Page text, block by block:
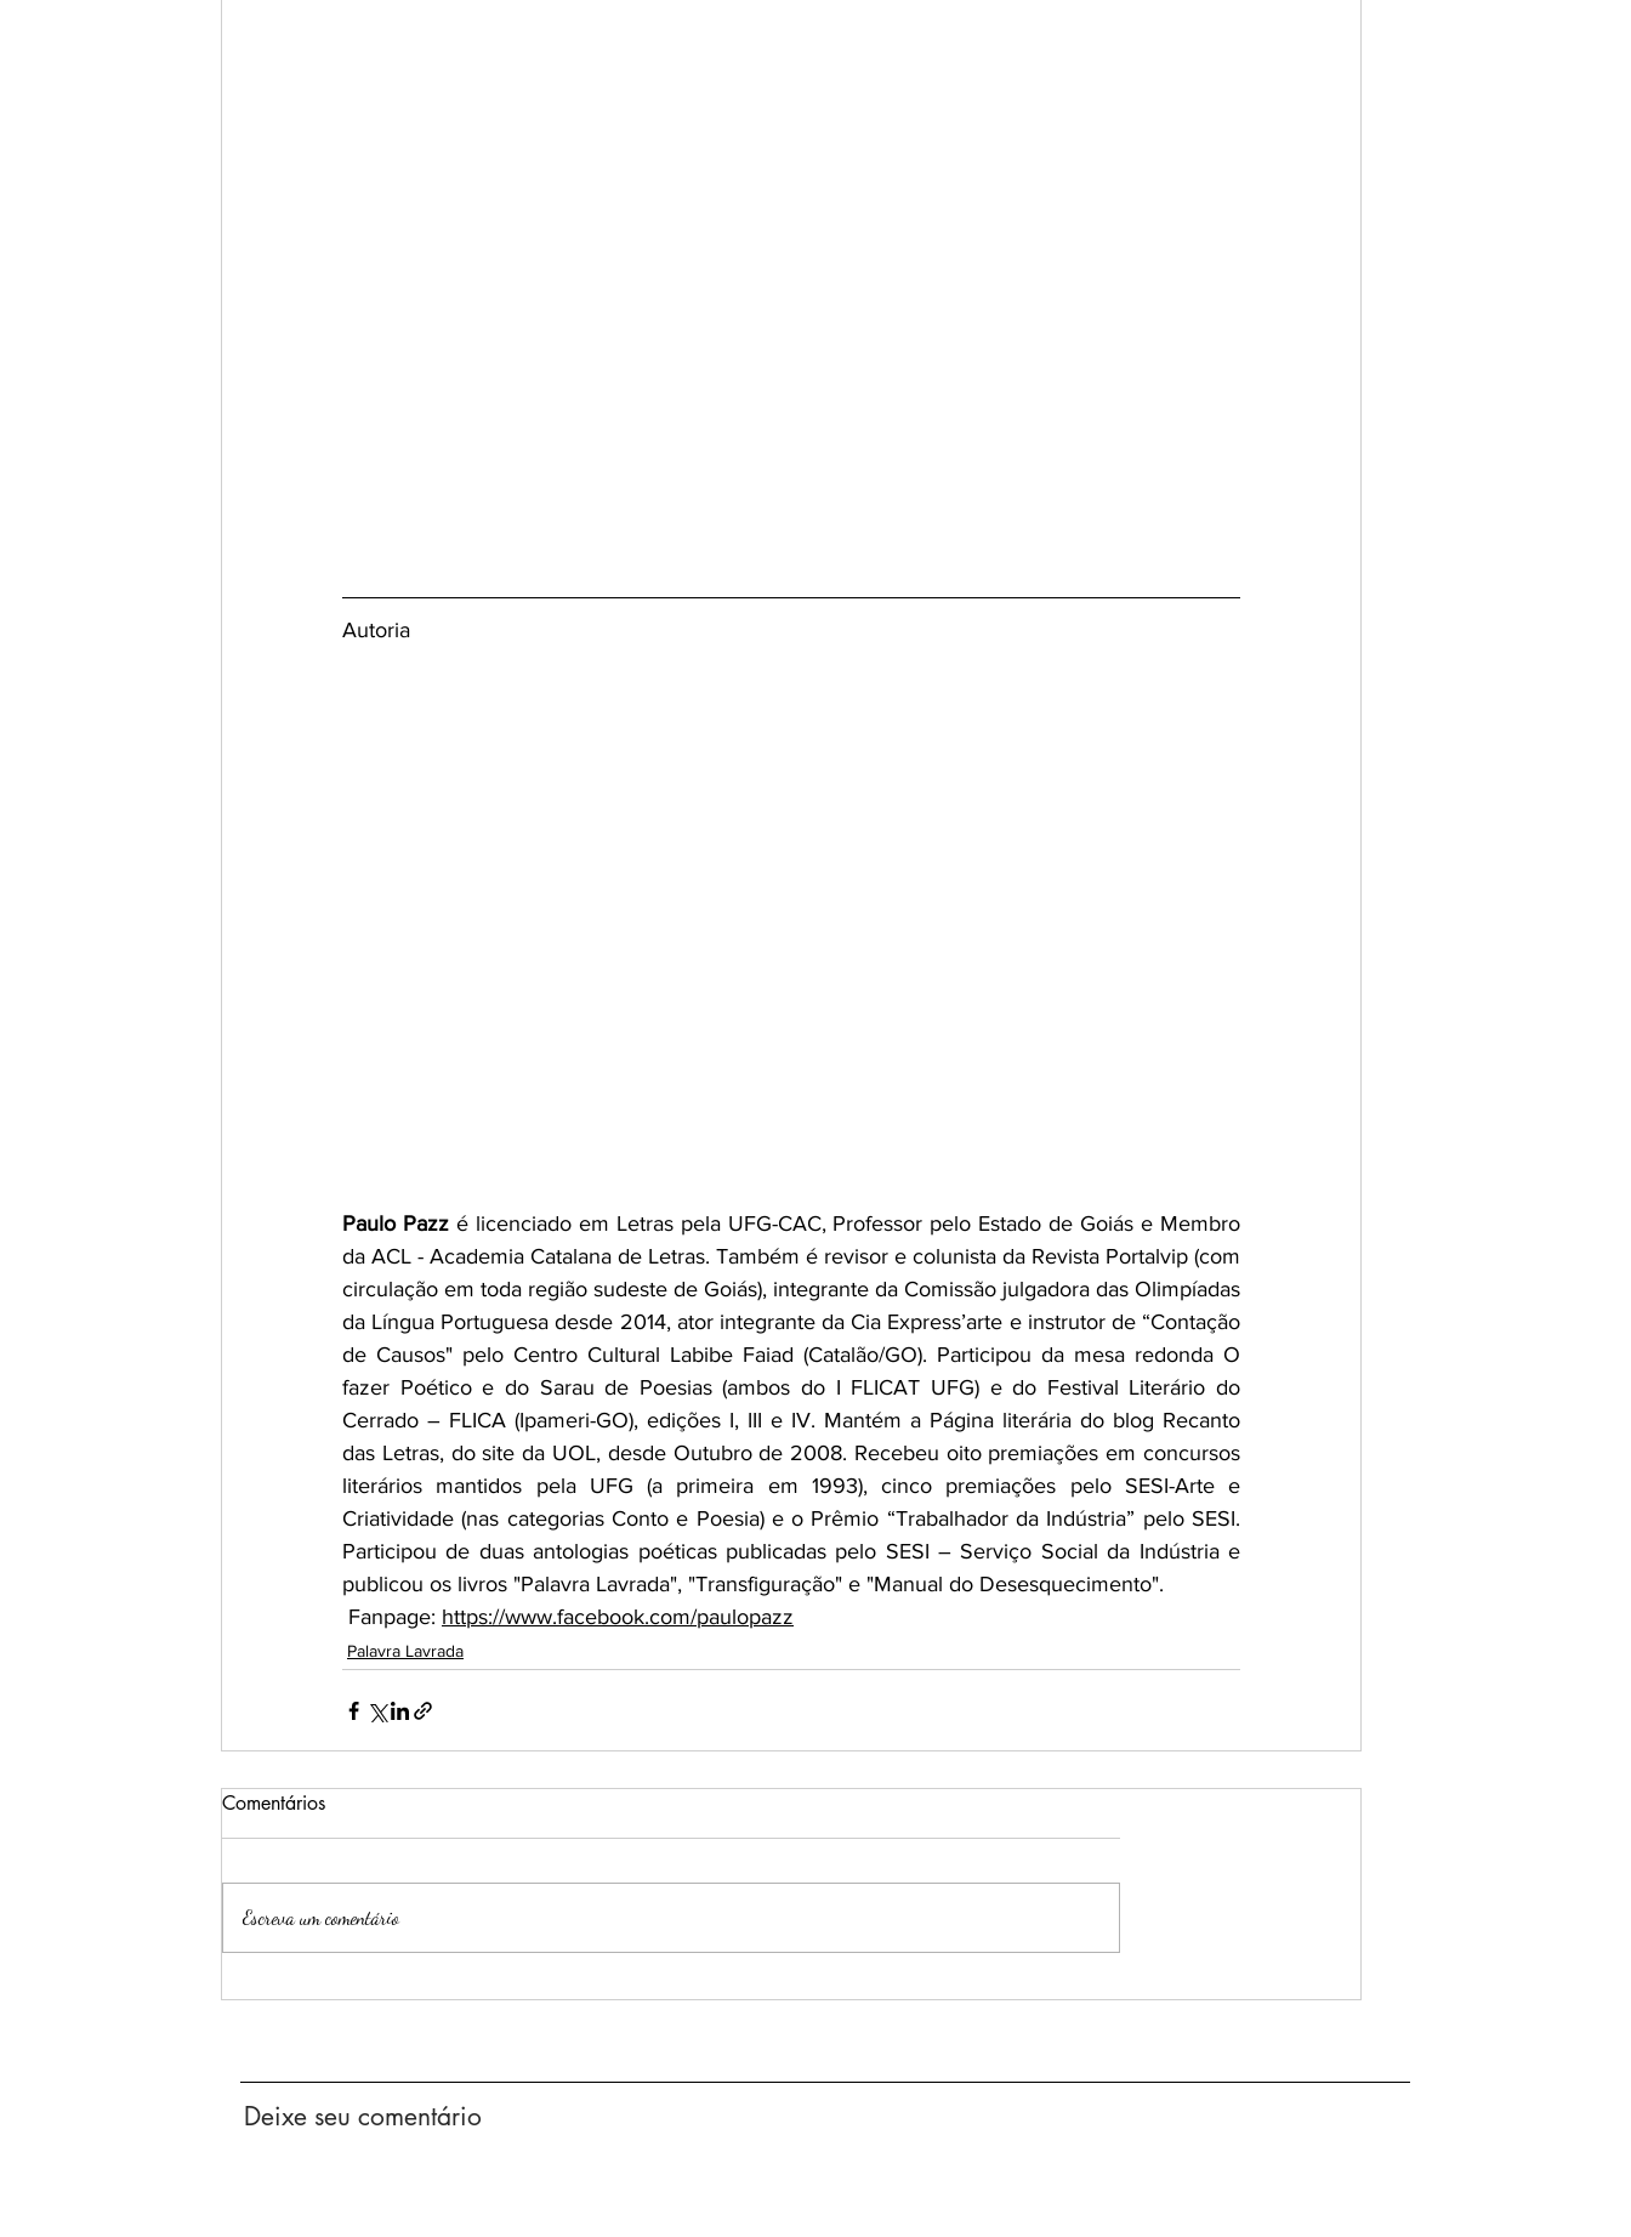
Autoria
Paulo Pazz é licenciado em Letras pela UFG-CAC, Professor pelo Estado de Goiás e Membro
da ACL - Academia Catalana de Letras. Também é revisor e colunista da Revista Portalvip (com
circulação em toda região sudeste de Goiás), integrante da Comissão julgadora das Olimpíadas
da Língua Portuguesa desde 2014, ator integrante da Cia Express’arte e instrutor de “Contação
de Causos" pelo Centro Cultural Labibe Faiad (Catalão/GO). Participou da mesa redonda O
fazer Poético e do Sarau de Poesias (ambos do I FLICAT UFG) e do Festival Literário do
Cerrado – FLICA (Ipameri-GO), edições I, III e IV. Mantém a Página literária do blog Recanto
das Letras, do site da UOL, desde Outubro de 2008. Recebeu oito premiações em concursos
literários mantidos pela UFG (a primeira em 1993), cinco premiações pelo SESI-Arte e
Criatividade (nas categorias Conto e Poesia) e o Prêmio “Trabalhador da Indústria” pelo SESI.
Participou de duas antologias poéticas publicadas pelo SESI – Serviço Social da Indústria e
publicou os livros "Palavra Lavrada", "Transfiguração" e "Manual do Desesquecimento".
Fanpage: https://www.facebook.com/paulopazz
Palavra Lavrada
Comentários
Escreva um comentário
Deixe seu comentário